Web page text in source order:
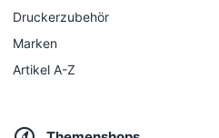
Druckerzubehör
Marken
Artikel A-Z